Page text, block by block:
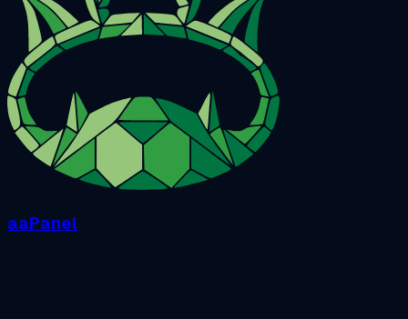
aaPanel